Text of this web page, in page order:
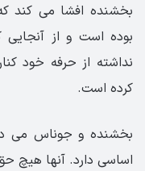
بخشنده افشا می کند
بوده است و از
نداشته از حرفه خود
کرده است.
بخشنده و جوناس می
اساسی دارد. آنها هیچ